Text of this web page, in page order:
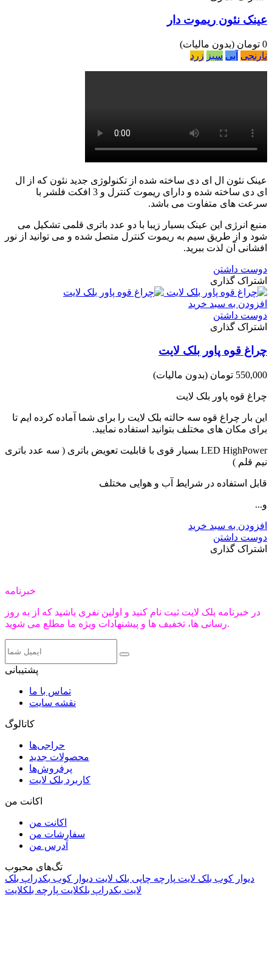
عینک نئون ریموت دار
0 تومان
(بدون مالیات)
نارنجی آبی سبز زرد
عینک نئون ال ای دی ساخته شده از تکنولوژی جدید نئون که از ال
ای دی ساخته شده و دارای ریموت کنترل و 3 افکت فلشر با
سرعت های متفاوت می باشد.
منبع انرژی این عینک بسیار زیبا با دو عدد باتری قلمی تشکیل می
شود و از طریق سیم به ریموت کنترل متصل شده و می توانید از نور
افشانی آن لذت ببرید.
دوست داشتن
اشتراک گذاری
افزودن به سبد خرید
دوست داشتن
اشتراک گذاری
چراغ قوه پاور بلک لایت
550,000 تومان (بدون مالیات)
چراغ قوه پاور بلک لایت
این بار چراغ قوه سه حالته بلک لایت را برای شما آماده کرده ایم تا
برای مکان های مختلف بتوانید استفاده نمایید.
LED HighPower بسیار قوی با قابلیت تعویض باتری ( سه عدد باتری
نیم قلم )
قابل استفاده در شرایط آب و هوایی مختلف
و...
افزودن به سبد خرید
دوست داشتن
اشتراک گذاری
خبرنامه
در خبرنامه بلک لایت ثبت نام کنید و اولین نفری باشید که از به روز
رسانی ها، تخفیف ها و پیشنهادات ویژه ما مطلع می شوید.
پشتیبانی
تماس با ما
نقشه سایت
کاتالوگ
حراجی‌ها
محصولات جدید
پرفروش‌ها
کاربرد بلک لایت
اکانت من
اکانت من
سفارشات من
آدرس من
تگ‌های محبوب
دیوار کوب بلک لایت پارچه چاپی بلک لایت دیوار کوب بکدراپ بلک
لایت بکدراپ بلکلایت پارچه بلکلایت